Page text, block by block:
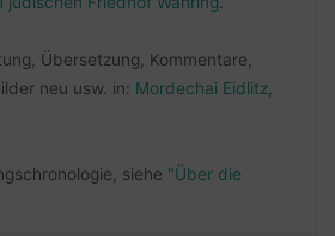
Übersetzung, Kommentare,
neu usw. in: Mordechai Eidlitz,
siehe "Über die